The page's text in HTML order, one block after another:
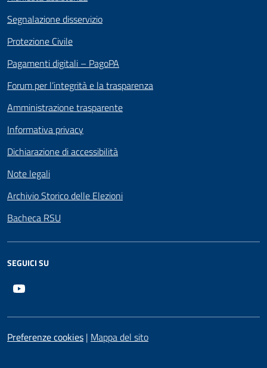
Segnalazione disservizio
Protezione Civile
Pagamenti digitali – PagoPA
Forum per l’integrità e la trasparenza
Amministrazione trasparente
Informativa privacy
Dichiarazione di accessibilità
Note legali
Archivio Storico delle Elezioni
Bacheca RSU
SEGUICI SU
Preferenze cookies | Mappa del sito